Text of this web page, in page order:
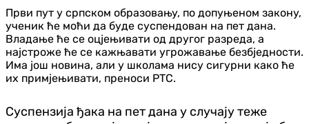
Први пут у српском образовању, по допуњеном закону,
ученик ће моћи да буде суспендован на пет дана.
Владање ће се оцјењивати од другог разреда, а
најстроже ће се кажњавати угрожавање безбједности.
Има још новина, али у школама нису сигурни како ће
их примјењивати, преноси РТС.
Суспензија ђака на пет дана у случају теже